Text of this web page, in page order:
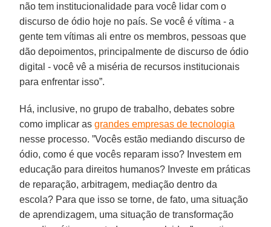
não tem institucionalidade para você lidar com o
discurso de ódio hoje no país. Se você é vítima - a
gente tem vítimas ali entre os membros, pessoas que
dão depoimentos, principalmente de discurso de ódio
digital - você vê a miséria de recursos institucionais
para enfrentar isso”.
Há, inclusive, no grupo de trabalho, debates sobre
como implicar asgrandes empresas de tecnologia
nesse processo. ”Vocês estão mediando discurso de
ódio, como é que vocês reparam isso? Investem em
educação para direitos humanos? Investe em práticas
de reparação, arbitragem, mediação dentro da
escola? Para que isso se torne, de fato, uma situação
de aprendizagem, uma situação de transformação